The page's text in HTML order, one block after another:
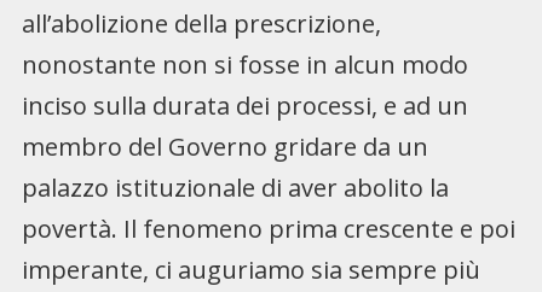
all’abolizione della prescrizione,
nonostante non si fosse in alcun modo
inciso sulla durata dei processi, e ad un
membro del Governo gridare da un
palazzo istituzionale di aver abolito la
povertà. Il fenomeno prima crescente e poi
imperante, ci auguriamo sia sempre più